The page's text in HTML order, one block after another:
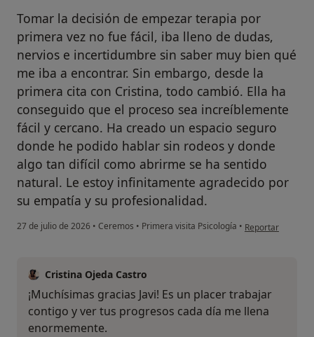
Tomar la decisión de empezar terapia por
primera vez no fue fácil, iba lleno de dudas,
nervios e incertidumbre sin saber muy bien qué
me iba a encontrar. Sin embargo, desde la
primera cita con Cristina, todo cambió. Ella ha
conseguido que el proceso sea increíblemente
fácil y cercano. Ha creado un espacio seguro
donde he podido hablar sin rodeos y donde
algo tan difícil como abrirme se ha sentido
natural. Le estoy infinitamente agradecido por
su empatía y su profesionalidad.
27 de julio de 2026 • Ceremos • Primera visita Psicología • en opinión del
Reportar
Cristina Ojeda Castro
¡Muchísimas gracias Javi! Es un placer trabajar
contigo y ver tus progresos cada día me llena
enormemente.